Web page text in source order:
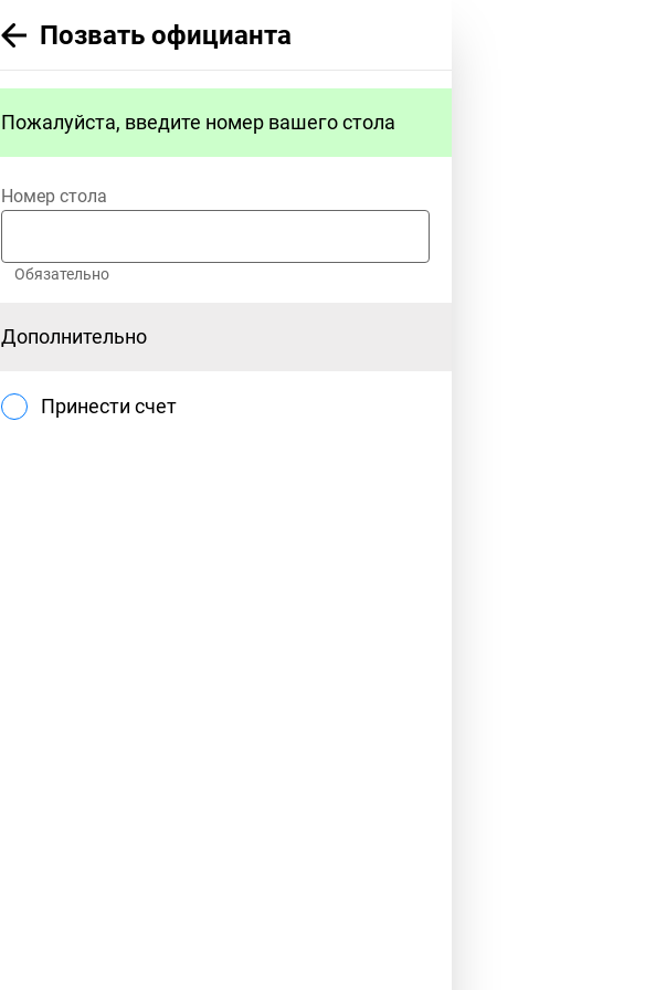
Позвать официанта
Пожалуйста, введите номер вашего стола
Номер стола
Обязательно
Дополнительно
Принести счет